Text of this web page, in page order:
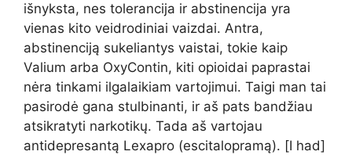
išnyksta, nes tolerancija ir abstinencija yra
vienas kito veidrodiniai vaizdai. Antra,
abstinenciją sukeliantys vaistai, tokie kaip
Valium arba OxyContin, kiti opioidai paprastai
nėra tinkami ilgalaikiam vartojimui. Taigi man tai
pasirodė gana stulbinanti, ir aš pats bandžiau
atsikratyti narkotikų. Tada aš vartojau
antidepresantą Lexapro (escitalopramą). [I had]